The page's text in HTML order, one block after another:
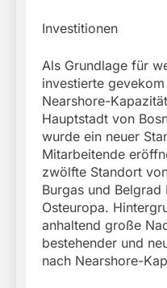
Investitionen
Als Grundlage für
investierte
Nearshore-
Hauptstadt von
wurde ein neuer
Mitarbeitende
zwölfte Standort
Burgas und
Osteuropa.
anhaltend große
bestehender und
nach Nearshore-